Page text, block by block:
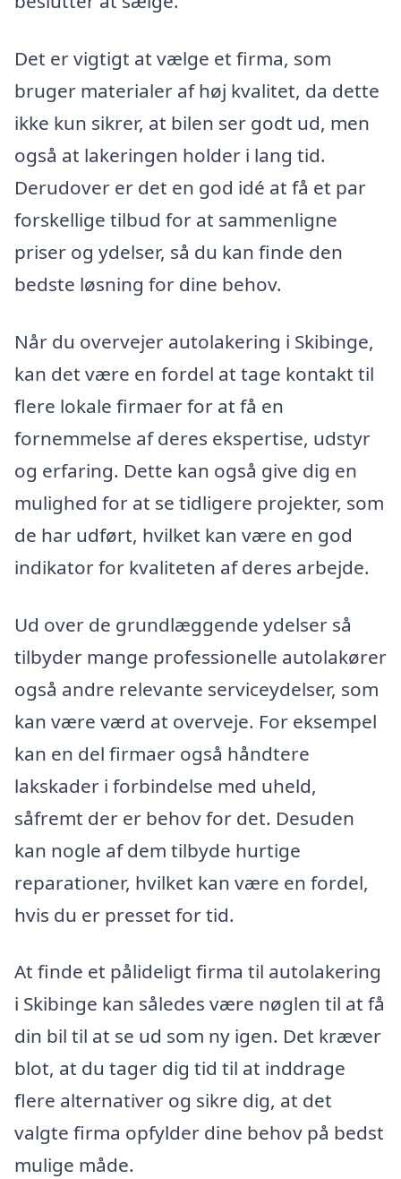
Det er vigtigt at vælge et firma, som
bruger materialer af høj kvalitet, da dette
ikke kun sikrer, at bilen ser godt ud, men
også at lakeringen holder i lang tid.
Derudover er det en god idé at få et par
forskellige tilbud for at sammenligne
priser og ydelser, så du kan finde den
bedste løsning for dine behov.
Når du overvejer autolakering i Skibinge,
kan det være en fordel at tage kontakt til
flere lokale firmaer for at få en
fornemmelse af deres ekspertise, udstyr
og erfaring. Dette kan også give dig en
mulighed for at se tidligere projekter, som
de har udført, hvilket kan være en god
indikator for kvaliteten af deres arbejde.
Ud over de grundlæggende ydelser så
tilbyder mange professionelle autolakører
også andre relevante serviceydelser, som
kan være værd at overveje. For eksempel
kan en del firmaer også håndtere
lakskader i forbindelse med uheld,
såfremt der er behov for det. Desuden
kan nogle af dem tilbyde hurtige
reparationer, hvilket kan være en fordel,
hvis du er presset for tid.
At finde et pålideligt firma til autolakering
i Skibinge kan således være nøglen til at få
din bil til at se ud som ny igen. Det kræver
blot, at du tager dig tid til at inddrage
flere alternativer og sikre dig, at det
valgte firma opfylder dine behov på bedst
mulige måde.